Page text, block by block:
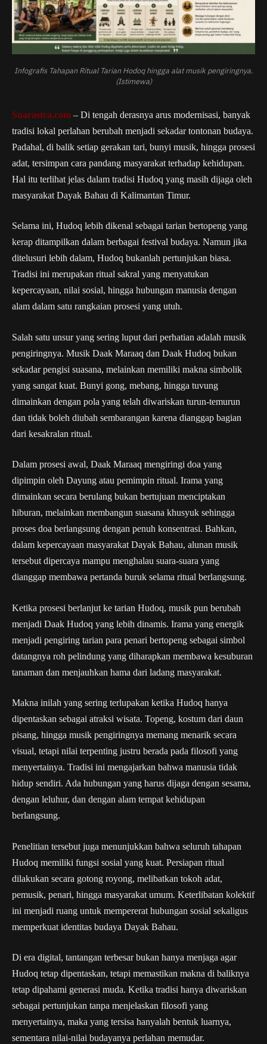
Infografis Tahapan Ritual Tarian Hodoq hingga alat musik pengiringnya.
(Istimewa)
Suarastra.com – Di tengah derasnya arus modernisasi, banyak
tradisi lokal perlahan berubah menjadi sekadar tontonan budaya.
Padahal, di balik setiap gerakan tari, bunyi musik, hingga prosesi
adat, tersimpan cara pandang masyarakat terhadap kehidupan.
Hal itu terlihat jelas dalam tradisi Hudoq yang masih dijaga oleh
masyarakat Dayak Bahau di Kalimantan Timur.
Selama ini, Hudoq lebih dikenal sebagai tarian bertopeng yang
kerap ditampilkan dalam berbagai festival budaya. Namun jika
ditelusuri lebih dalam, Hudoq bukanlah pertunjukan biasa.
Tradisi ini merupakan ritual sakral yang menyatukan
kepercayaan, nilai sosial, hingga hubungan manusia dengan
alam dalam satu rangkaian prosesi yang utuh.
Salah satu unsur yang sering luput dari perhatian adalah musik
pengiringnya. Musik Daak Maraaq dan Daak Hudoq bukan
sekadar pengisi suasana, melainkan memiliki makna simbolik
yang sangat kuat. Bunyi gong, mebang, hingga tuvung
dimainkan dengan pola yang telah diwariskan turun-temurun
dan tidak boleh diubah sembarangan karena dianggap bagian
dari kesakralan ritual.
Dalam prosesi awal, Daak Maraaq mengiringi doa yang
dipimpin oleh Dayung atau pemimpin ritual. Irama yang
dimainkan secara berulang bukan bertujuan menciptakan
hiburan, melainkan membangun suasana khusyuk sehingga
proses doa berlangsung dengan penuh konsentrasi. Bahkan,
dalam kepercayaan masyarakat Dayak Bahau, alunan musik
tersebut dipercaya mampu menghalau suara-suara yang
dianggap membawa pertanda buruk selama ritual berlangsung.
Ketika prosesi berlanjut ke tarian Hudoq, musik pun berubah
menjadi Daak Hudoq yang lebih dinamis. Irama yang energik
menjadi pengiring tarian para penari bertopeng sebagai simbol
datangnya roh pelindung yang diharapkan membawa kesuburan
tanaman dan menjauhkan hama dari ladang masyarakat.
Makna inilah yang sering terlupakan ketika Hudoq hanya
dipentaskan sebagai atraksi wisata. Topeng, kostum dari daun
pisang, hingga musik pengiringnya memang menarik secara
visual, tetapi nilai terpenting justru berada pada filosofi yang
menyertainya. Tradisi ini mengajarkan bahwa manusia tidak
hidup sendiri. Ada hubungan yang harus dijaga dengan sesama,
dengan leluhur, dan dengan alam tempat kehidupan
berlangsung.
Penelitian tersebut juga menunjukkan bahwa seluruh tahapan
Hudoq memiliki fungsi sosial yang kuat. Persiapan ritual
dilakukan secara gotong royong, melibatkan tokoh adat,
pemusik, penari, hingga masyarakat umum. Keterlibatan kolektif
ini menjadi ruang untuk mempererat hubungan sosial sekaligus
memperkuat identitas budaya Dayak Bahau.
Di era digital, tantangan terbesar bukan hanya menjaga agar
Hudoq tetap dipentaskan, tetapi memastikan makna di baliknya
tetap dipahami generasi muda. Ketika tradisi hanya diwariskan
sebagai pertunjukan tanpa menjelaskan filosofi yang
menyertainya, maka yang tersisa hanyalah bentuk luarnya,
sementara nilai-nilai budayanya perlahan memudar.